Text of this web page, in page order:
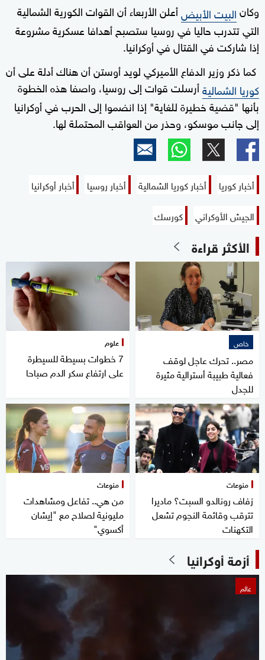
وكانالبيت الأبيضأعلن الأربعاء أن القوات الكورية الشمالية
التي تتدرب حاليا في روسيا ستصبح أهدافا عسكرية مشروعة
إذا شاركت في القتال في أوكرانيا.
كما ذكر وزير الدفاع الأميركي لويد أوستن أن هناك أدلة على أن
كوريا الشماليةأرسلت قوات إلى روسيا، واصفا هذه الخطوة
بأنها "قضية خطيرة للغاية" إذا انضموا إلى الحرب في أوكرانيا
إلى جانب موسكو، وحذر من العواقب المحتملة لها.
أخبار كوريا أخبار كوريا الشمالية أخبار روسيا
أخبار أوكرانيا
الجيش الأوكراني
كورسك
الأكثر قراءة
خاص
مصر.. تحرك عاجل لوقف
فعالية طبيبة أسترالية مثيرة
للجدل
علوم
7 خطوات بسيطة للسيطرة
على ارتفاع سكر الدم صباحا
منوعات
زفاف رونالدو السبت؟ ماديرا
تترقب وقائمة النجوم تشعل
التكهنات
منوعات
من هي.. تفاعل ومشاهدات
مليونية لصلاح مع "إيشان
أكسوي"
أزمة أوكرانيا
عالم